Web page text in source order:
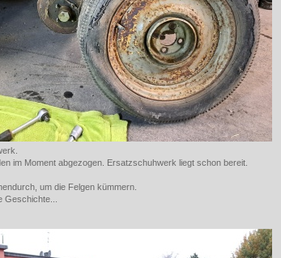
im Moment abgezogen. Ersatzschuhwerk liegt schon bereit.
um die Felgen kümmern.